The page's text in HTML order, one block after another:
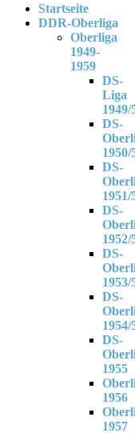
Startseite
DDR-Oberliga
Oberliga
1949-
1959
DS-
Liga
1949/
DS-
1950/
DS-
1951/
DS-
1952/
DS-
1953/
DS-
1954/
DS-
1955
1956
1957